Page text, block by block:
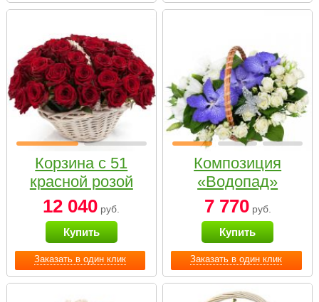
Заказать в один клик
Корзина с 51
красной розой
12 040 руб.
Купить
Заказать в один клик
Композиция
«Водопад»
7 770руб.
Купить